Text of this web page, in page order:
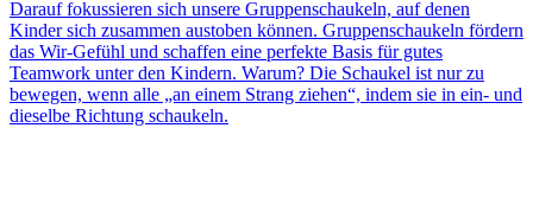
Darauf fokussieren sich unsere Gruppenschaukeln, auf denen
Kinder sich zusammen austoben können. Gruppenschaukeln fördern
das Wir-Gefühl und schaffen eine perfekte Basis für gutes
Teamwork unter den Kindern. Warum? Die Schaukel ist nur zu
bewegen, wenn alle „an einem Strang ziehen“, indem sie in ein- und
dieselbe Richtung schaukeln.